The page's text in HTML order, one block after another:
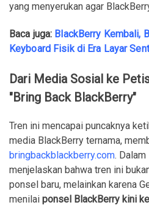
yang menyerukan agar
Baca juga: BlackBerry Kembali,
Keyboard Fisik di Era Layar
Dari Media Sosial ke
"Bring Back BlackBerry"
Tren ini mencapai puncaknya
media BlackBerry ternama,
bringbackblackberry.com.
menjelaskan bahwa tren ini
ponsel baru, melainkan karena
menilai ponsel BlackBerry kini